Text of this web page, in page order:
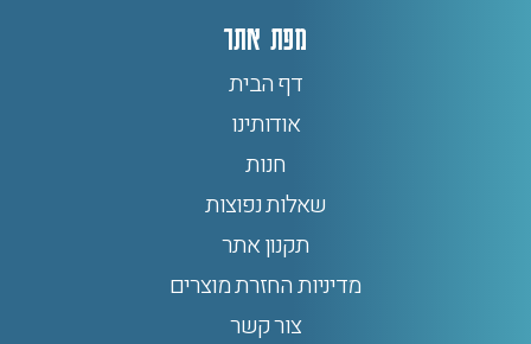
מפת אתר
דף הבית
אודותינו
חנות
שאלות נפוצות
תקנון אתר
מדיניות החזרת מוצרים
צור קשר